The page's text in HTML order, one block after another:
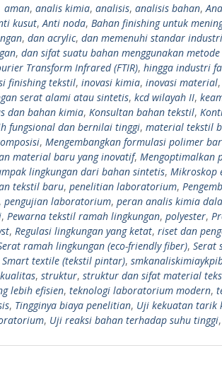
aman, analis kimia, analisis, analisis bahan,
kusut, Anti noda, Bahan finishing untuk
, dan acrylic, dan memenuhi standar
, dan sifat suatu bahan menggunakan
Transform Infrared (FTIR), hingga industri
finishing tekstil, inovasi kimia, inovasi material,
serat alami atau sintetis, kcd wilayah II,
dan bahan kimia, Konsultan bahan tekstil,
fungsional dan bernilai tinggi, material tekstil
, Mengembangkan formulasi polimer
material baru yang inovatif, Mengoptimalkan
lingkungan dari bahan sintetis, Mikroskop
tekstil baru, penelitian laboratorium,
, pengujian laboratorium, peran analis kimia
, Pewarna tekstil ramah lingkungan, polyester,
, Regulasi lingkungan yang ketat, riset dan
ramah lingkungan (eco-friendly fiber), Serat
Smart textile (tekstil pintar),
, struktur, struktur dan sifat material
lebih efisien, teknologi laboratorium modern,
, Tingginya biaya penelitian, Uji kekuatan tarik
, Uji reaksi bahan terhadap suhu tinggi,